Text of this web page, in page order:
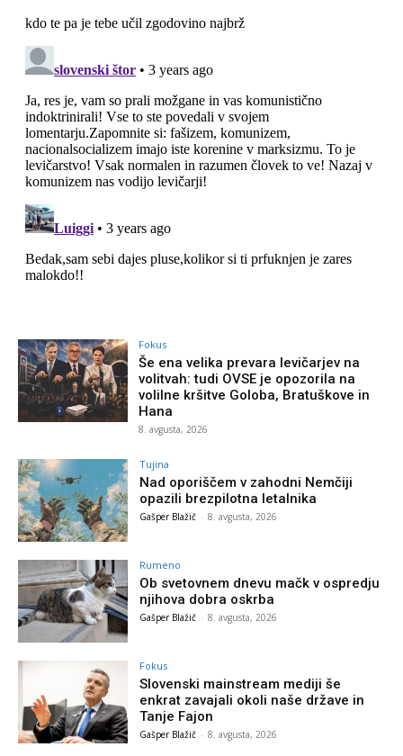
Fokus
Še ena velika prevara levičarjev na
volitvah: tudi OVSE je opozorila na
volilne kršitve Goloba, Bratuškove in
Hana
8. avgusta, 2026
Tujina
Nad oporiščem v zahodni Nemčiji
opazili brezpilotna letalnika
Gašper Blažič - 8. avgusta, 2026
Rumeno
Ob svetovnem dnevu mačk v ospredju
njihova dobra oskrba
Gašper Blažič - 8. avgusta, 2026
Fokus
Slovenski mainstream mediji še
enkrat zavajali okoli naše države in
Tanje Fajon
Gašper Blažič - 8. avgusta, 2026